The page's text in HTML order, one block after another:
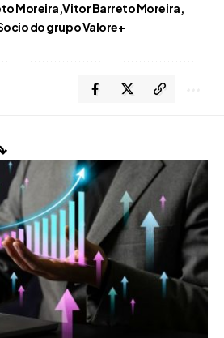
Moreira Vitor Barreto Moreira
do grupo Valore+